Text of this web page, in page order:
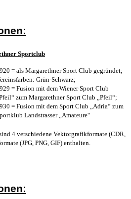
Sportclub
= als Margarethner Sport Club gegründet;
Grün-Schwarz;
= Fusion mit dem Wiener Sport Club
zum Margarethner Sport Club „Pfeil“;
= Fusion mit dem Sport Club „Adria“ zum
Landstrasser „Amateure“
4 verschiedene Vektorgrafikformate (CDR,
(JPG, PNG, GIF) enthalten.